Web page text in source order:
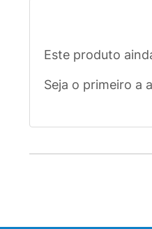
Este produto
Seja o primeiro a